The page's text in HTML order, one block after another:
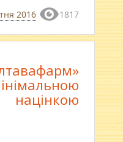
2016 1817
націнкою